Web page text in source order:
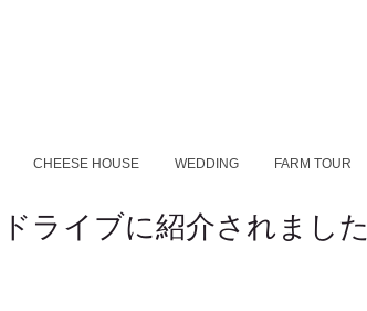
CHEESE HOUSE WEDDING FARM TOUR
ライブに紹介されました